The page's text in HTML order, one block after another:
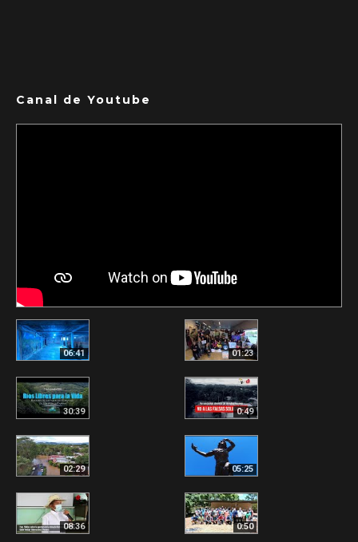
Canal de Youtube
06:41 01:23
30:39 0:49
02:29 05:25
08:36 0:50